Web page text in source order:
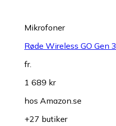
Mikrofoner
Røde Wireless GO Gen 3
fr.
1 689 kr
hos Amazon.se
+27 butiker